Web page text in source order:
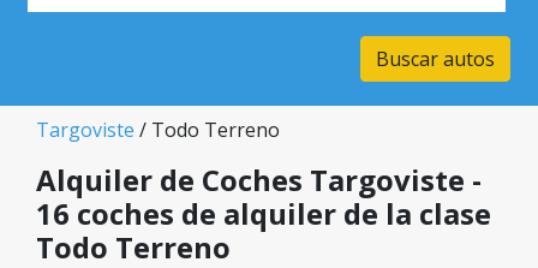
Buscar autos
Targoviste / Todo Terreno
Alquiler de Coches Targoviste -
16 coches de alquiler de la clase
Todo Terreno